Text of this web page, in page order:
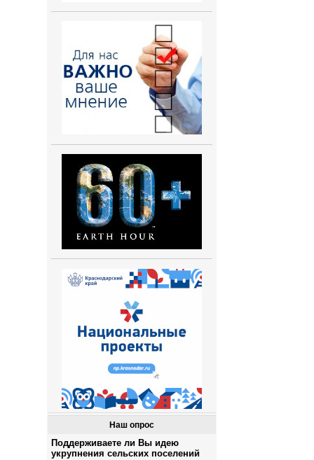
Наш опрос
Поддерживаете ли Вы идею
укрупнения сельских поселений